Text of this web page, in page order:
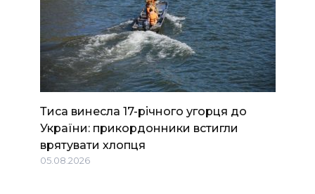
Тиса винесла 17-річного угорця до
України: прикордонники встигли
врятувати хлопця
05.08.2026